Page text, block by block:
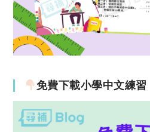
免費下載小學中文練習